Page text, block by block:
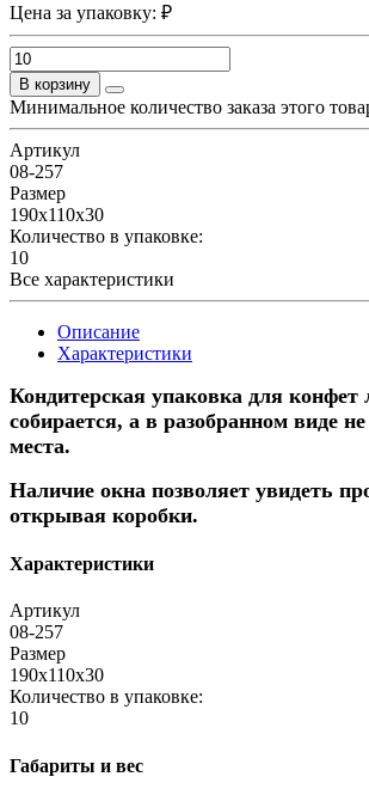
Цена за упаковку: ₽
В корзину
Минимальное количество заказа этого
Артикул
08-257
Размер
190х110х30
Количество в упаковке:
10
Все характеристики
Описание
Характеристики
Кондитерская упаковка для конфет
собирается, а в разобранном виде
места.
Наличие окна позволяет увидеть
открывая коробки.
Характеристики
Артикул
08-257
Размер
190х110х30
Количество в упаковке:
10
Габариты и вес